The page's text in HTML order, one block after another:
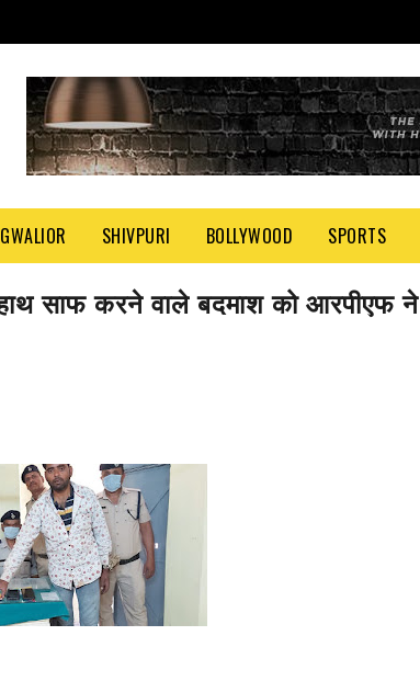
GWALIOR SHIVPURI BOLLYWOOD SPORTS
साफ करने वाले बदमाश को आरपीएफ ने